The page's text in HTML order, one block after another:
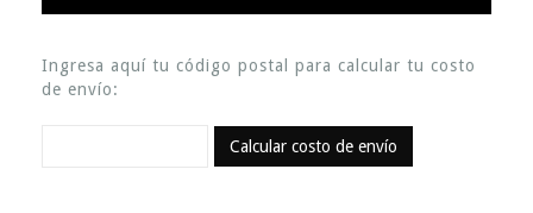
Ingresa aquí tu código postal para calcular tu costo
de envío:
Calcular costo de envío